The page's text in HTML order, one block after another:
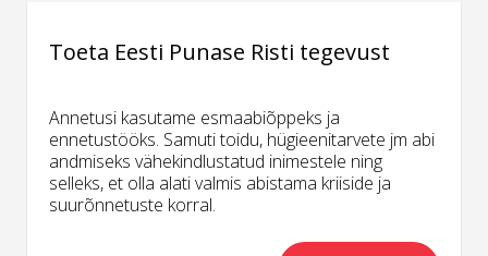
Toeta Eesti Punase Risti tegevust
Annetusi kasutame esmaabiõppeks ja
ennetustööks. Samuti toidu, hügieenitarvete jm abi
andmiseks vähekindlustatud inimestele ning
selleks, et olla alati valmis abistama kriiside ja
suurõnnetuste korral.